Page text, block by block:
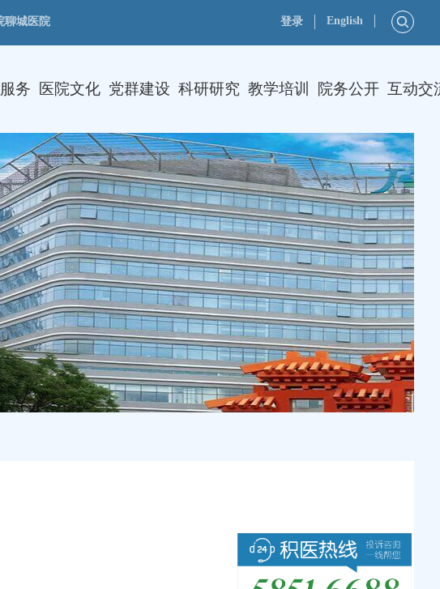
聊城医院 登录 English
务 医院文化 党群建设 科研研究 教学培训 院务公开 互动交